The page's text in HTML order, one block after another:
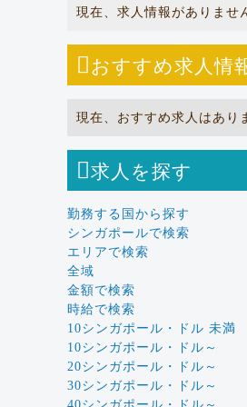
現在、求人情報がありませ
おすすめ求人情
現在、おすすめ求人はあり
求人を探す
勤務する国から探す
シンガポールで検索
エリアで検索
全域
金額で検索
時給で検索
10シンガポール・ドル 未満
10シンガポール・ドル～
20シンガポール・ドル～
30シンガポール・ドル～